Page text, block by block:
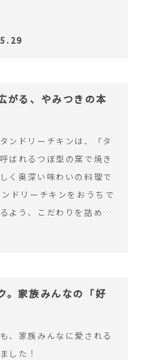
がる、やみつきの本
ンドリーチキンは、「タ
ばれるつぼ型の窯で焼き
く奥深い味わいの料理で
ドリーチキンをおうちで
よう、こだわりを詰め込
た。 様々なシーンでお召
。家族みんなの「好
、家族みんなに愛される
した！